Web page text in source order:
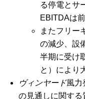
る停電とサ
EBITDAは
またフリー
の減少、設
半期に受け
と）により
ヴィンヤード風力
の見通しに関する